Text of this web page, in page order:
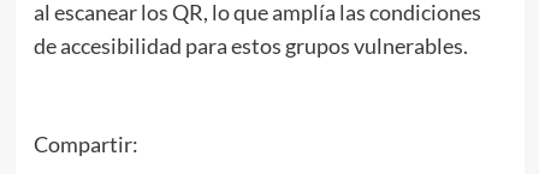
al escanear los QR, lo que amplía las condiciones
de accesibilidad para estos grupos vulnerables.
Compartir: